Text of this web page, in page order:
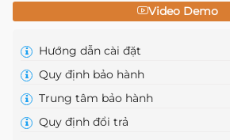
Video Demo
Hướng dẫn cài đặt
Quy định bảo hành
Trung tâm bảo hành
Quy định đổi trả